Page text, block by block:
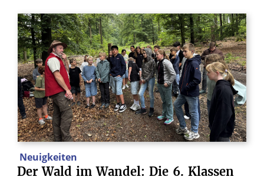
Neuigkeiten
Der Wald im Wandel: Die 6. Klassen